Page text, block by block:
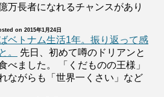
万長者になれるチャンスがあり
on 2015年1月24日
ベトナム生活1年。振り返って感
。
先日、初めて噂のドリアンと
べました。 「くだものの王様」
ながらも「世界一くさい」など